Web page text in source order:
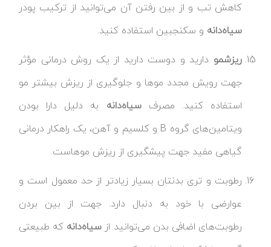
کاهش تب و از بین رفتن آن می‌توانید از ترکیب پودر
سیاه‌دانه و سکنجبین استفاده کنید.
ریزشمو دارید و دوست دارید از یک روش درمانی مؤثر
جهت رویش مجدد موها و جلوگیری از ریزش بیشتر مو
استفاده کنید. مصرفسیاه‌دانه به دلیل دارا بودن
ویتامین‌های گروه B و کلسیم و آهن، یک راهکار درمانی
گیاهی مفید جهت پیشگیری از ریزش موهاست.
رطوبت و تری بدنتان بسیار زیادتر از حد معمول است و
عوارضی با خود به دنبال دارد. جهت از بین بردن
رطوبت‌های اضافی بدن می‌توانید از سیاه‌دانه که طبیعتی